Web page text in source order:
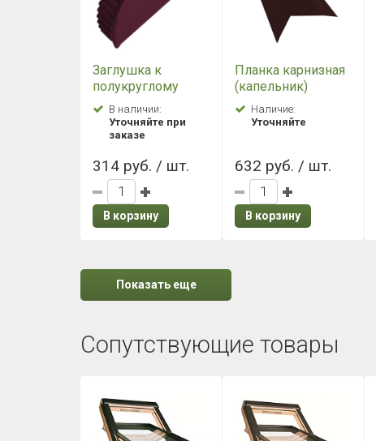
Заглушка к
полукруглому
коньку торцевая
Grand Line, Satin
В наличии:
Уточняйте при
заказе
314 руб. / шт.
В корзину
Планка карнизная
(капельник)
100х65 Grand Line,
Satin
Наличие:
Уточняйте
632 руб. / шт.
В корзину
Показать еще
Сопутствующие товары